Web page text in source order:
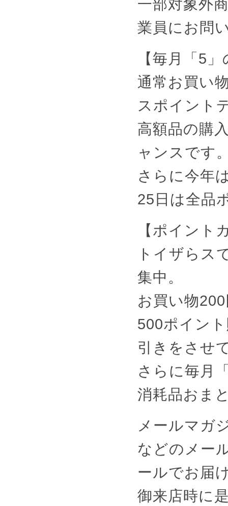
一部対象外
業員にお問
【毎月「5
通常お買い
スポイント
高額品の購
ャンスです
さらに今年
25日は全品
【ポイント
トイザらス
集中。
お買い物
500ポイン
引きをさせ
さらに毎月
消耗品おま
メールマガ
などのメー
ールでお届
御来店時に